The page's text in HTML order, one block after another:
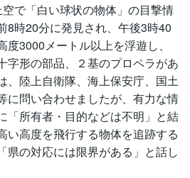
で「白い球状の物体」の目撃情
8時20分に発見され、午後3時40
3000メートル以上を浮遊し、
字形の部品、２基のプロペラがあ
、陸上自衛隊、海上保安庁、国土
に問い合わせましたが、有力な情
「所有者・目的などは不明」と結
い高度を飛行する物体を追跡する
県の対応には限界がある」と話し